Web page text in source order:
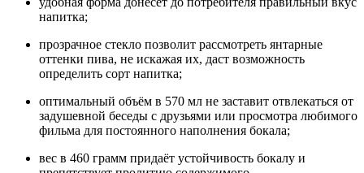
напитка;
прозрачное стекло позволит рассмотреть янтарные
оттенки пива, не искажая их, даст возможность
определить сорт напитка;
оптимальный объём в 570 мл не заставит отвлекаться от
задушевной беседы с друзьями или просмотра любимого
фильма для постоянного наполнения бокала;
вес в 460 грамм придаёт устойчивость бокалу и